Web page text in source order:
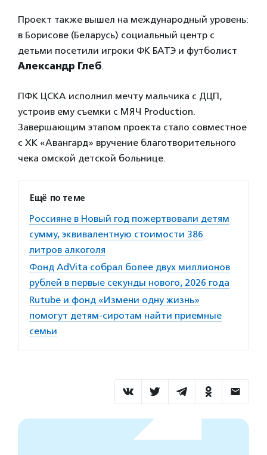
Проект также вышел на международный уровень:
в Борисове (Беларусь) социальный центр с
детьми посетили игроки ФК БАТЭ и футболист
Александр Глеб.
ПФК ЦСКА исполнил мечту мальчика с ДЦП,
устроив ему съемки с MЯЧ Production.
Завершающим этапом проекта стало совместное
с ХК «Авангард» вручение благотворительного
чека омской детской больнице.
Ещё по теме
Россияне в Новый год пожертвовали детям
сумму, эквивалентную стоимости 386
литров алкоголя
Фонд AdVita собрал более двух миллионов
рублей в первые секунды нового, 2026 года
Rutube и фонд «Измени одну жизнь»
помогут детям-сиротам найти приемные
семьи